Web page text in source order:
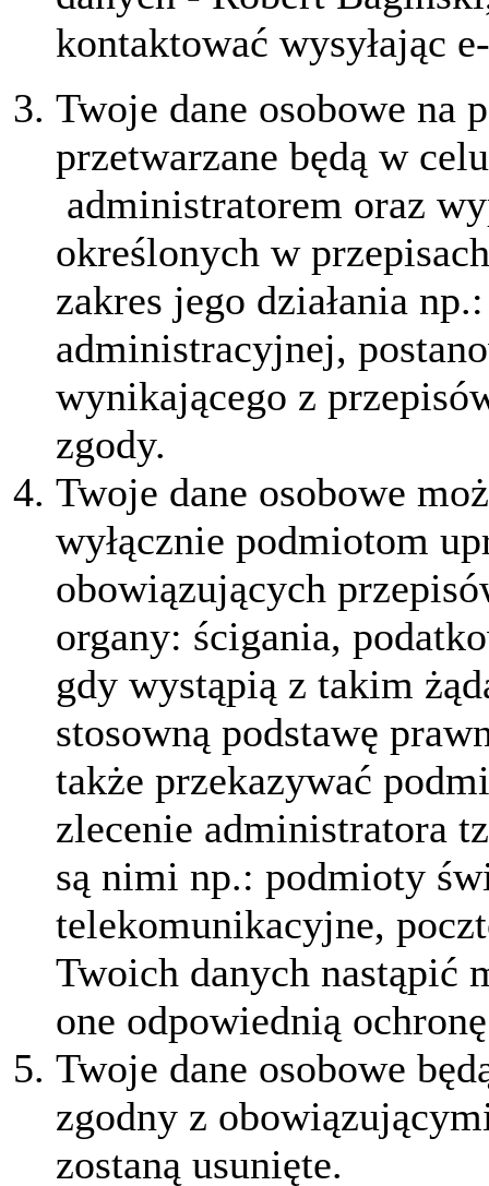
kontaktować wysyłając
Twoje dane osobowe na
przetwarzane będą w
administratorem oraz
określonych w
zakres jego działania
administracyjnej,
wynikającego z
zgody.
Twoje dane osobowe
wyłącznie podmiotom
obowiązujących
organy: ścigania,
gdy wystąpią z takim
stosowną podstawę
także przekazywać
zlecenie administratora
są nimi np.: podmioty
telekomunikacyjne,
Twoich danych nastąpić
one odpowiednią
Twoje dane osobowe
zgodny z
zostaną usunięte.